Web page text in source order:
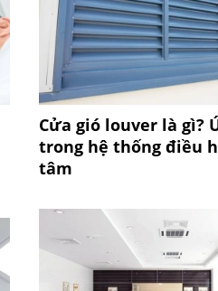
Cửa gió louver là gì?
trong hệ thống điều
tâm